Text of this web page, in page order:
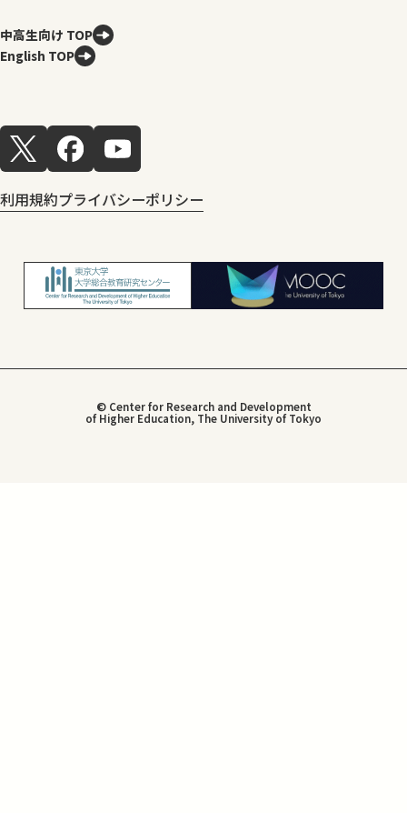
中高生向け TOP
English TOP
利用規約プライバシーポリシー
© Center for Research and Development
of Higher Education, The University of Tokyo